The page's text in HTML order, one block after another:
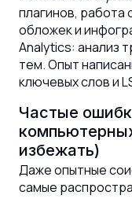
плагинов, работа
обложек и
Analytics: анализ
тем. Опыт
ключевых слов и
Частые
избежать)
Даже опытные
самые